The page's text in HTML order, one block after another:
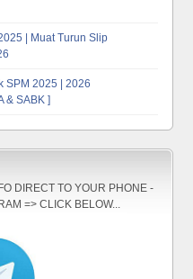
| Muat Turun Slip
SPM 2025 | 2026
& SABK ]
DIRECT TO YOUR PHONE -
=> CLICK BELOW...